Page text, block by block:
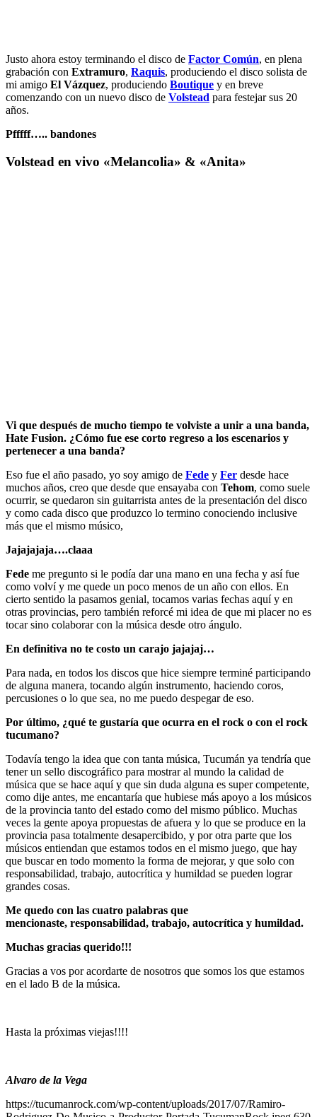
Justo ahora estoy terminando el disco de Factor Común, en plena
grabación con Extramuro, Raquis, produciendo el disco solista de
mi amigo El Vázquez, produciendo Boutique y en breve
comenzando con un nuevo disco de Volstead para festejar sus 20
años.
Pfffff….. bandones
Volstead en vivo «Melancolia» & «Anita»
Vi que después de mucho tiempo te volviste a unir a una banda,
Hate Fusion. ¿Cómo fue ese corto regreso a los escenarios y
pertenecer a una banda?
Eso fue el año pasado, yo soy amigo de Fede y Fer desde hace
muchos años, creo que desde que ensayaba con Tehom, como suele
ocurrir, se quedaron sin guitarrista antes de la presentación del disco
y como cada disco que produzco lo termino conociendo inclusive
más que el mismo músico,
Jajajajaja….claaa
Fede me pregunto si le podía dar una mano en una fecha y así fue
como volví y me quede un poco menos de un año con ellos. En
cierto sentido la pasamos genial, tocamos varias fechas aquí y en
otras provincias, pero también reforcé mi idea de que mi placer no es
tocar sino colaborar con la música desde otro ángulo.
En definitiva no te costo un carajo jajajaj…
Para nada, en todos los discos que hice siempre terminé participando
de alguna manera, tocando algún instrumento, haciendo coros,
percusiones o lo que sea, no me puedo despegar de eso.
Por último, ¿qué te gustaría que ocurra en el rock o con el rock
tucumano?
Todavía tengo la idea que con tanta música, Tucumán ya tendría que
tener un sello discográfico para mostrar al mundo la calidad de
música que se hace aquí y que sin duda alguna es super competente,
como dije antes, me encantaría que hubiese más apoyo a los músicos
de la provincia tanto del estado como del mismo público. Muchas
veces la gente apoya propuestas de afuera y lo que se produce en la
provincia pasa totalmente desapercibido, y por otra parte que los
músicos entiendan que estamos todos en el mismo juego, que hay
que buscar en todo momento la forma de mejorar, y que solo con
responsabilidad, trabajo, autocrítica y humildad se pueden lograr
grandes cosas.
Me quedo con las cuatro palabras que
mencionaste, responsabilidad, trabajo, autocrítica y humildad.
Muchas gracias querido!!!
Gracias a vos por acordarte de nosotros que somos los que estamos
en el lado B de la música.
Hasta la próximas viejas!!!!
Alvaro de la Vega
https://tucumanrock.com/wp-content/uploads/2017/07/Ramiro-